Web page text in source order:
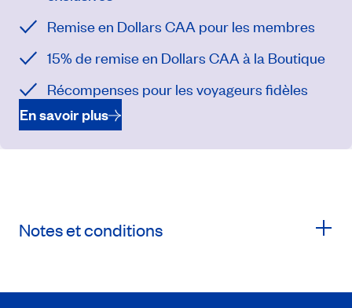
Remise en Dollars CAA pour les membres
15% de remise en Dollars CAA à la Boutique
Récompenses pour les voyageurs fidèles
En savoir plus
Notes et conditions